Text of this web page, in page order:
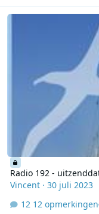
Radio 192 -
Radio 192 -
Vincent· 30 juli 2023
12 opmerkingen